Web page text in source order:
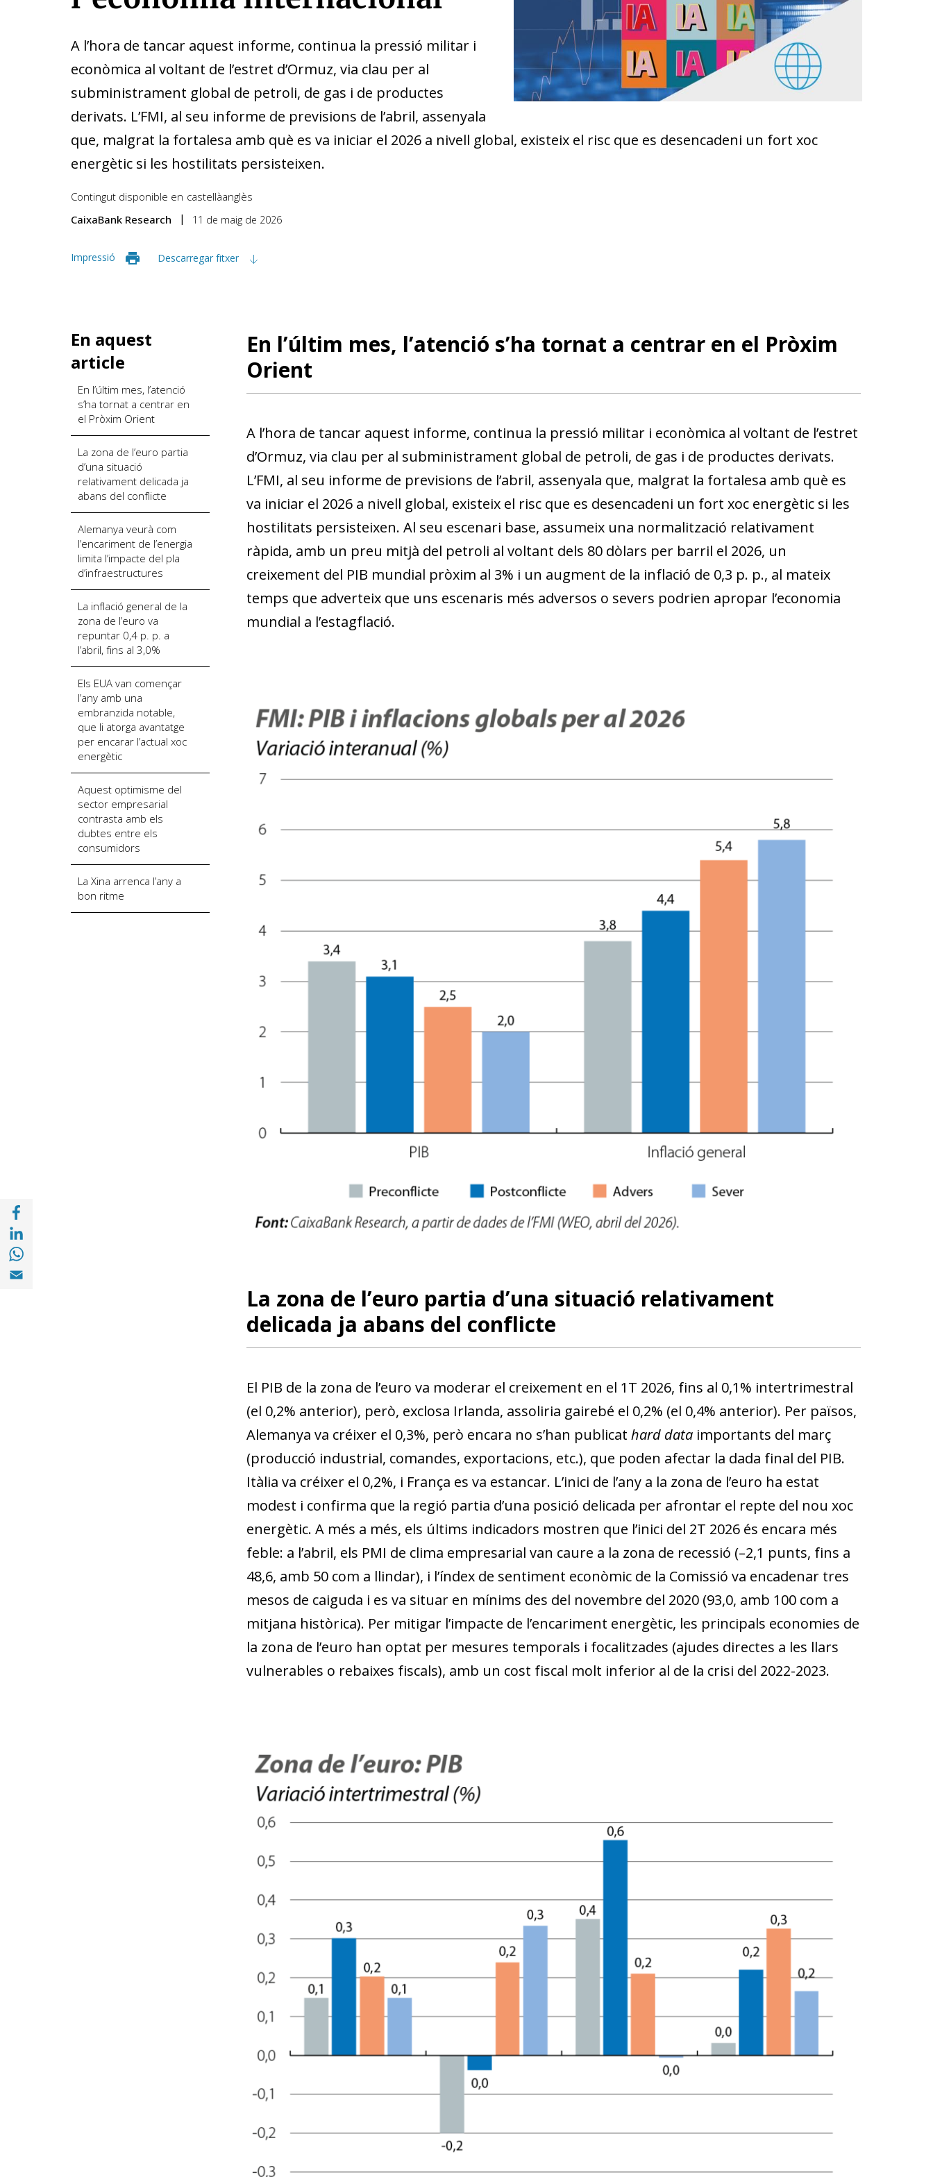
A l’hora de tancar aquest informe, continua la pressió militar i
econòmica al voltant de l’estret d’Ormuz, via clau per al
subministrament global de petroli, de gas i de productes
derivats. L’FMI, al seu informe de previsions de l’abril, assenyala
que, malgrat la fortalesa amb què es va iniciar el 2026 a nivell global, existeix el risc que es desencadeni un fort xoc
energètic si les hostilitats persisteixen.
Contingut disponible en castellàanglès
CaixaBank Research
11 de maig de 2026
Impressió Descarregar fitxer
Compartir a with Linkedin (opens in a new window)
En aquest
article
En l’últim mes, l’atenció
s’ha tornat a centrar en
el Pròxim Orient
La zona de l’euro partia
d’una situació
relativament delicada ja
abans del conflicte
Alemanya veurà com
l’encariment de l’energia
limita l’impacte del pla
d’infraestructures
La inflació general de la
zona de l’euro va
repuntar 0,4 p. p. a
l’abril, fins al 3,0%
Els EUA van començar
l’any amb una
embranzida notable,
que li atorga avantatge
per encarar l’actual xoc
energètic
Aquest optimisme del
sector empresarial
contrasta amb els
dubtes entre els
consumidors
La Xina arrenca l’any a
bon ritme
En l’últim mes, l’atenció s’ha tornat a centrar en el Pròxim
Orient
A l’hora de tancar aquest informe, continua la pressió militar i econòmica al voltant de l’estret
d’Ormuz, via clau per al subministrament global de petroli, de gas i de productes derivats.
L’FMI, al seu informe de previsions de l’abril, assenyala que, malgrat la fortalesa amb què es
va iniciar el 2026 a nivell global, existeix el risc que es desencadeni un fort xoc energètic si les
hostilitats persisteixen. Al seu escenari base, assumeix una normalització relativament
ràpida, amb un preu mitjà del petroli al voltant dels 80 dòlars per barril el 2026, un
creixement del PIB mundial pròxim al 3% i un augment de la inflació de 0,3 p. p., al mateix
temps que adverteix que uns escenaris més adversos o severs podrien apropar l’economia
mundial a l’estagflació.
La zona de l’euro partia d’una situació relativament
delicada ja abans del conflicte
El PIB de la zona de l’euro va moderar el creixement en el 1T 2026, fins al 0,1% intertrimestral
(el 0,2% anterior), però, exclosa Irlanda, assoliria gairebé el 0,2% (el 0,4% anterior). Per països,
Alemanya va créixer el 0,3%, però encara no s’han publicat hard dataimportants del març
(producció industrial, comandes, exportacions, etc.), que poden afectar la dada final del PIB.
Itàlia va créixer el 0,2%, i França es va estancar. L’inici de l’any a la zona de l’euro ha estat
modest i confirma que la regió partia d’una posició delicada per afrontar el repte del nou xoc
energètic. A més a més, els últims indicadors mostren que l’inici del 2T 2026 és encara més
feble: a l’abril, els PMI de clima empresarial van caure a la zona de recessió (–2,1 punts, fins a
48,6, amb 50 com a llindar), i l’índex de sentiment econòmic de la Comissió va encadenar tres
mesos de caiguda i es va situar en mínims des del novembre del 2020 (93,0, amb 100 com a
mitjana històrica). Per mitigar l’impacte de l’encariment energètic, les principals economies de
la zona de l’euro han optat per mesures temporals i focalitzades (ajudes directes a les llars
vulnerables o rebaixes fiscals), amb un cost fiscal molt inferior al de la crisi del 2022-2023.